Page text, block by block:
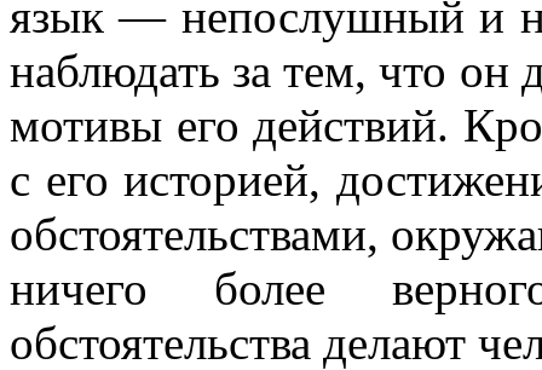
язык — непослушный и
наблюдать за тем, что он
мотивы его действий.
с его историей,
обстоятельствами,
ничего более
обстоятельства делают